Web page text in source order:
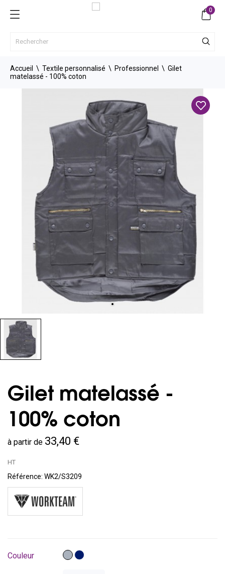
0
Accueil Textile personnalisé Professionnel
Gilet
matelassé - 100% coton
Gilet matelassé -
100% coton
à partir de 33,40 €
HT
Référence: WK2/S3209
Couleur GrisBleu